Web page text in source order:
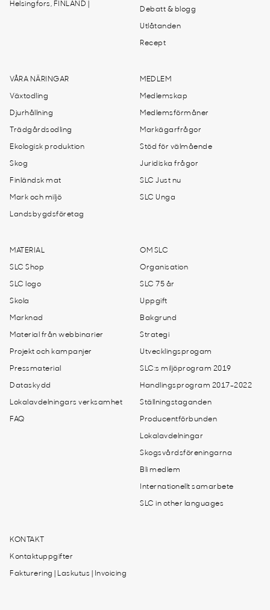
Helsingfors, FINLAND |
Debatt & blogg
Utlåtanden
Recept
VÅRA NÄRINGAR
Växtodling
Djurhållning
Trädgårdsodling
Ekologisk produktion
Skog
Finländsk mat
Mark och miljö
Landsbygdsföretag
MEDLEM
Medlemskap
Medlemsförmåner
Markägarfrågor
Stöd för välmående
Juridiska frågor
SLC Just nu
SLC Unga
MATERIAL
SLC Shop
SLC logo
Skola
Marknad
Material från webbinarier
Projekt och kampanjer
Pressmaterial
Dataskydd
Lokalavdelningars verksamhet
FAQ
OM SLC
Organisation
SLC 75 år
Uppgift
Bakgrund
Strategi
Utvecklingsprogam
SLC:s miljöprogram 2019
Handlingsprogram 2017-2022
Ställningstaganden
Producentförbunden
Lokalavdelningar
Skogsvårdsföreningarna
Bli medlem
Internationellt samarbete
SLC in other languages
KONTAKT
Kontaktuppgifter
Fakturering | Laskutus | Invoicing